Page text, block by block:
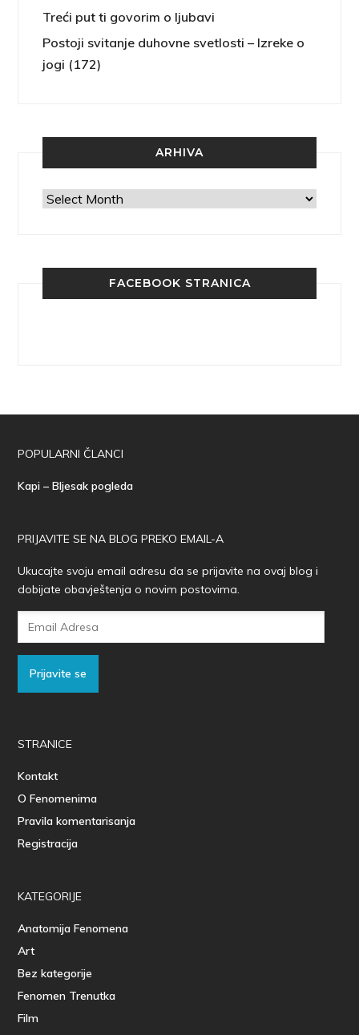
Treći put ti govorim o ljubavi
Postoji svitanje duhovne svetlosti – Izreke o
jogi (172)
ARHIVA
Arhiva
FACEBOOK STRANICA
POPULARNI ČLANCI
Kapi – Bljesak pogleda
PRIJAVITE SE NA BLOG PREKO EMAIL-A
Ukucajte svoju email adresu da se prijavite na ovaj blog i
dobijate obavještenja o novim postovima.
Prijavite se
STRANICE
Kontakt
O Fenomenima
Pravila komentarisanja
Registracija
KATEGORIJE
Anatomija Fenomena
Art
Bez kategorije
Fenomen Trenutka
Film